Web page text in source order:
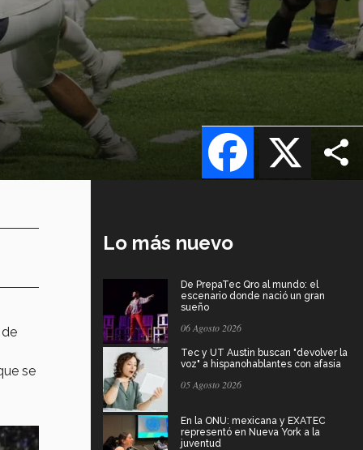
X
Facebook
se
Lo más nuevo
De PrepaTec Qro al mundo: el
escenario donde nació un gran
sueño
06 Agosto 2026
Tec y UT Austin buscan "devolver la
voz" a hispanohablantes con afasia
05 Agosto 2026
En la ONU: mexicana y EXATEC
representó en Nueva York a la
juventud